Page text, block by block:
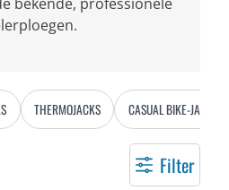
THERMOJACKS CASUAL BIKE-JACKS
Filter